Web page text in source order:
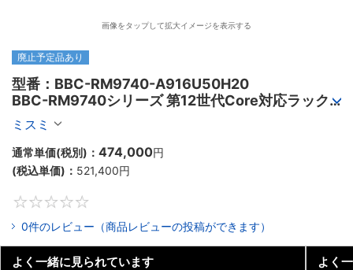
画像をタップして拡大イメージを表示する
廃止予定品あり
型番：BBC-RM9740-A916U50H20
BBC-RM9740シリーズ 第12世代Core対応ラック
マウントFAPC4PCI・3PCIe
ミスミ
通常単価(税別)： 474,000円
(税込単価)： 521,400円
0件のレビュー（商品レビューの投稿ができます）
よく一緒に見られています よく